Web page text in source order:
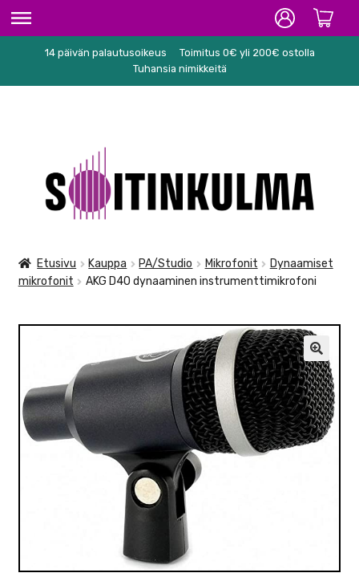
ETUSIVU
KARAOKE
NUOTIT
TARVIKKEET
SEKALAISET
KÄYTETYT
YRITYS
14 päivän palautusoikeus
Toimitus 0€ yli 200€ ostolla
Tuhansia nimikkeitä
navigointiin
sisältöön
Etusivu Kauppa PA/Studio Mikrofonit
Dynaamiset
mikrofonit
AKG D40 dynaaminen instrumenttimikrofoni
🔍